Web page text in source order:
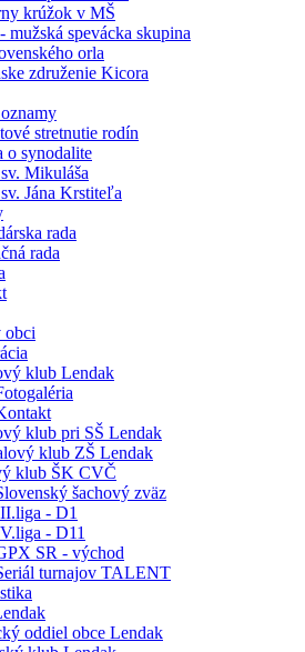
krúžok v MŠ
mužská spevácka skupina
orla
združenie Kicora
stretnutie rodín
o synodalite
Mikuláša
Jána Krstiteľa
rada
rada
obci
klub Lendak
klub pri SŠ Lendak
klub ZŠ Lendak
klub ŠK CVČ
šachový zväz
- D1
- D11
SR - východ
turnajov TALENT
oddiel obce Lendak